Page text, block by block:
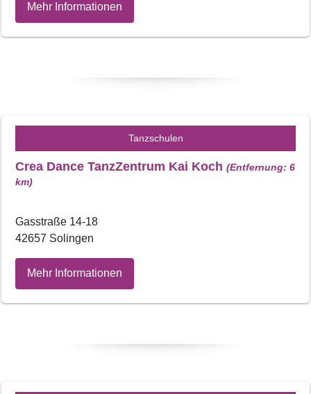
Mehr Informationen
Tanzschulen
Crea Dance TanzZentrum Kai Koch (Entfernung: 6
km)
Gasstraße 14-18
42657 Solingen
Mehr Informationen